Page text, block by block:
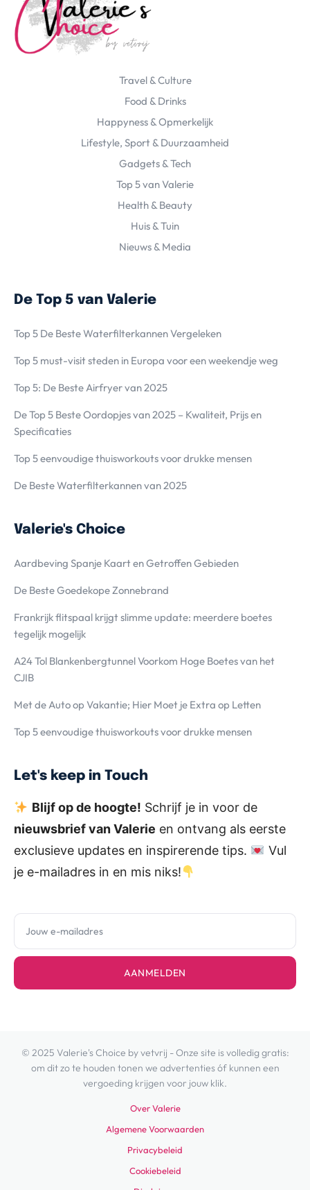
Travel & Culture
Food & Drinks
Happyness & Opmerkelijk
Lifestyle, Sport & Duurzaamheid
Gadgets & Tech
Top 5 van Valerie
Health & Beauty
Huis & Tuin
Nieuws & Media
De Top 5 van Valerie
Top 5 De Beste Waterfilterkannen Vergeleken
Top 5 must-visit steden in Europa voor een weekendje weg
Top 5: De Beste Airfryer van 2025
De Top 5 Beste Oordopjes van 2025 – Kwaliteit, Prijs en
Specificaties
Top 5 eenvoudige thuisworkouts voor drukke mensen
De Beste Waterfilterkannen van 2025
Valerie's Choice
Aardbeving Spanje Kaart en Getroffen Gebieden
De Beste Goedekope Zonnebrand
Frankrijk flitspaal krijgt slimme update: meerdere boetes
tegelijk mogelijk
A24 Tol Blankenbergtunnel Voorkom Hoge Boetes van het
CJIB
Met de Auto op Vakantie; Hier Moet je Extra op Letten
Top 5 eenvoudige thuisworkouts voor drukke mensen
Let's keep in Touch
Blijf op de hoogte! Schrijf je in voor de
nieuwsbrief van Valerie en ontvang als eerste
exclusieve updates en inspirerende tips.
Vul
je e-mailadres in en mis niks!
AANMELDEN
© 2025 Valerie's Choice by vetvrij - Onze site is volledig gratis:
om dit zo te houden tonen we advertenties óf kunnen een
vergoeding krijgen voor jouw klik.
Over Valerie
Algemene Voorwaarden
Privacybeleid
Cookiebeleid